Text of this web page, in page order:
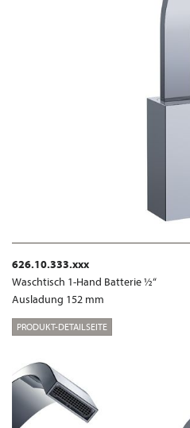
626.10.333.xxx
Waschtisch 1-Hand Batterie ½“
Ausladung 152 mm
PRODUKT-DETAILSEITE